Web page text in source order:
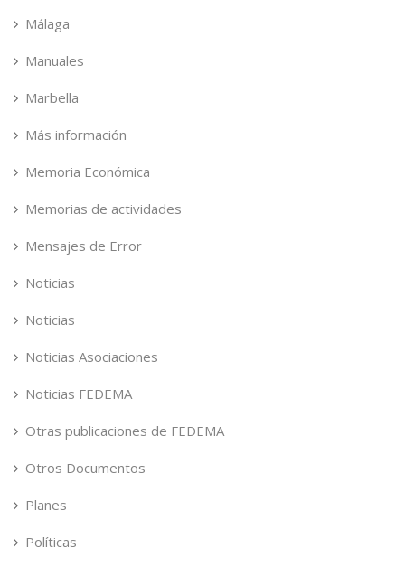
Málaga
Manuales
Marbella
Más información
Memoria Económica
Memorias de actividades
Mensajes de Error
Noticias
Noticias
Noticias Asociaciones
Noticias FEDEMA
Otras publicaciones de FEDEMA
Otros Documentos
Planes
Políticas